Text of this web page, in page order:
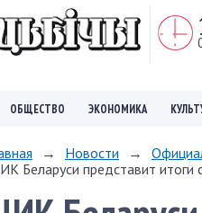
ОБЩЕСТВО ЭКОНОМИКА
→ Новости →
Беларуси представит итоги